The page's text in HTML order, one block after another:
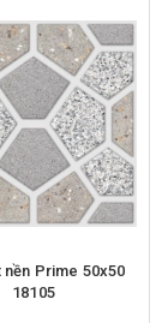
nền Prime 50x50
18105